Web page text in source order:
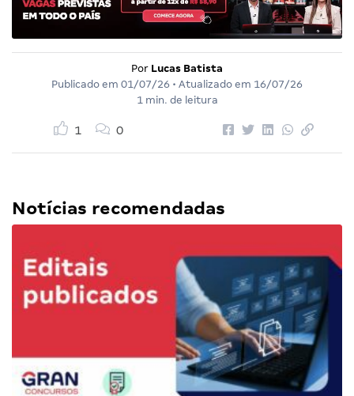
Por Lucas Batista
Publicado em 01/07/26 • Atualizado em 16/07/26
1 min. de leitura
1 0
Notícias recomendadas